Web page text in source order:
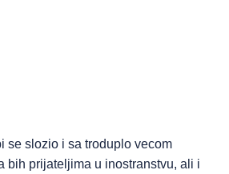
se slozio i sa troduplo vecom
bih prijateljima u inostranstvu, ali i